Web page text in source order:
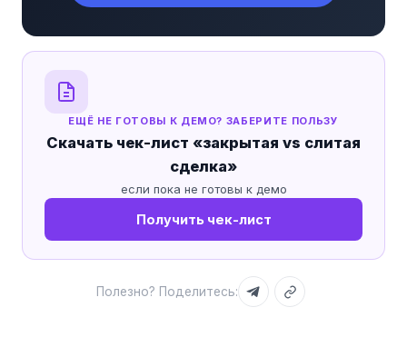
ЕЩЁ НЕ ГОТОВЫ К ДЕМО? ЗАБЕРИТЕ ПОЛЬЗУ
Скачать чек-лист «закрытая vs слитая
сделка»
если пока не готовы к демо
Получить чек-лист
Полезно? Поделитесь: